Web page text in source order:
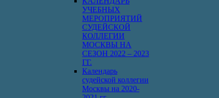
УЧЕБНЫХ
МЕРОПРИЯТИЙ
СУДЕЙСКОЙ
КОЛЛЕГИИ
МОСКВЫ НА
СЕЗОН 2022 – 2023
ГГ.
Календарь
судейской коллегии
Москвы на 2020-